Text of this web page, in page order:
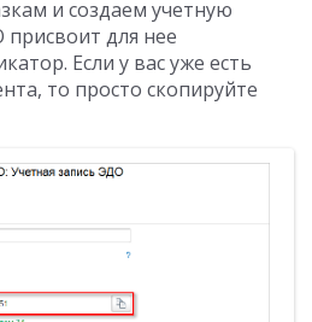
и создаем учетную
для нее
Если у вас уже есть
то просто скопируйте